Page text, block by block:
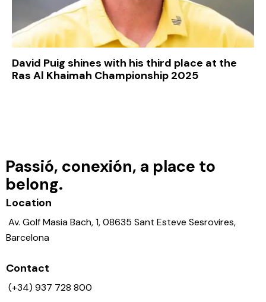
David Puig shines with his third place at the
Ras Al Khaimah Championship 2025
Passió, conexión, a place to
belong.
Location
Av. Golf Masia Bach, 1, 08635 Sant Esteve Sesrovires,
Barcelona
Contact
(+34) 937 728 800